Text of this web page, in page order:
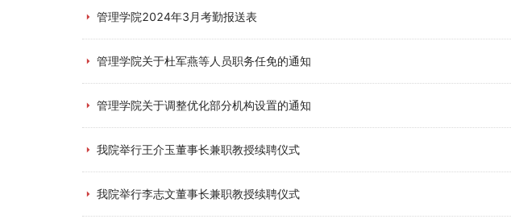
管理学院2024年3月考勤报送表
管理学院关于杜军燕等人员职务任免的通知
管理学院关于调整优化部分机构设置的通知
我院举行王介玉董事长兼职教授续聘仪式
我院举行李志文董事长兼职教授续聘仪式